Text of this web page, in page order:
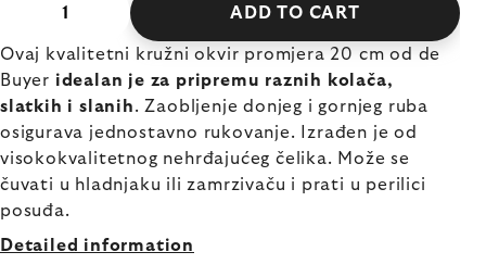
ADD TO CART
Ovaj kvalitetni kružni okvir promjera 20 cm od de
Buyer idealan je za pripremu raznih kolača,
slatkih i slanih. Zaobljenje donjeg i gornjeg ruba
osigurava jednostavno rukovanje. Izrađen je od
visokokvalitetnog nehrđajućeg čelika. Može se
čuvati u hladnjaku ili zamrzivaču i prati u perilici
posuđa.
Detailed information